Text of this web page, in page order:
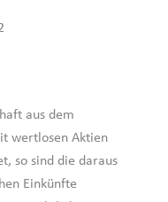
aus dem
wertlosen Aktien
so sind die daraus
Einkünfte